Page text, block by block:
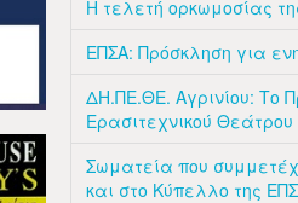
Η τελετή ορκωμοσίας
ΕΠΣΑ: Πρόσκληση για
ΔΗ.ΠΕ.ΘΕ. Αγρινίου: Το
Ερασιτεχνικού Θεάτρου
Σωματεία που
και στο Κύπελλο της